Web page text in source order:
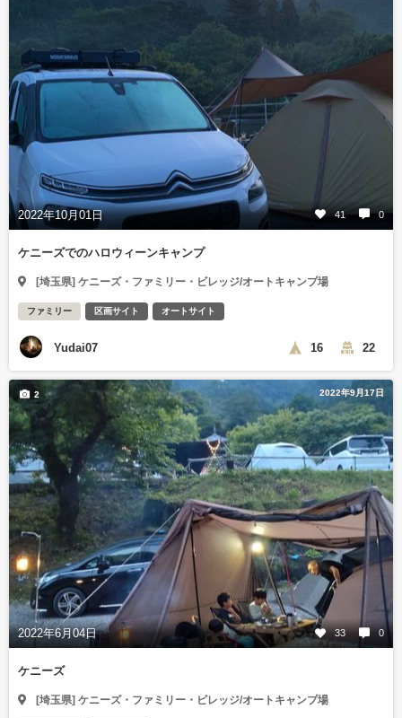
2022年10月01日 41 0
ケニーズでのハロウィーンキャンプ
[埼玉県] ケニーズ・ファミリー・ビレッジ/オートキャンプ場
ファミリー 区画サイト オートサイト
Yudai07 16 22
2022年9月17日
2022年6月04日 33 0
2
ケニーズ
[埼玉県] ケニーズ・ファミリー・ビレッジ/オートキャンプ場